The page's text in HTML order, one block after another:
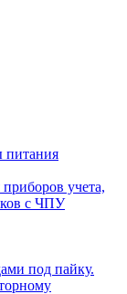
питания
учета,
с ЧПУ
под пайку.